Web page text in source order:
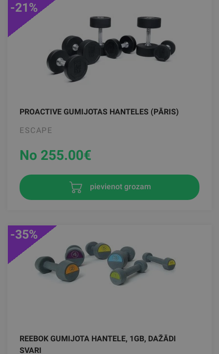
PROACTIVE GUMIJOTAS HANTELES (PĀRIS)
ESCAPE
-21%
No 255.00€
pievienot grozam
REEBOK GUMIJOTA HANTELE, 1GB, DAŽĀDI
SVARI
-35%